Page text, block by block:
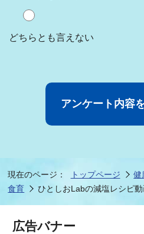
どちらとも言えない
現在のページ： トップページ 健
食育
ひとしおLabの減塩レシピ動
広告バナー